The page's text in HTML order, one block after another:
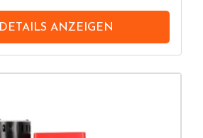
DETAILS ANZEIGEN